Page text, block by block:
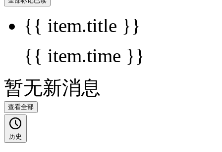
{{ item.title }}
{{ item.time }}
暂无新消息
查看全部
历史